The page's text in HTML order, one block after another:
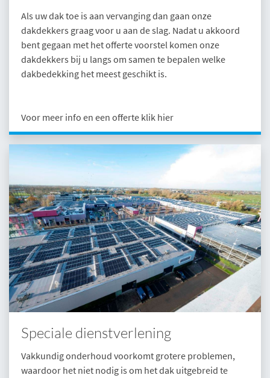
Als uw dak toe is aan vervanging dan gaan onze
dakdekkers graag voor u aan de slag. Nadat u akkoord
bent gegaan met het offerte voorstel komen onze
dakdekkers bij u langs om samen te bepalen welke
dakbedekking het meest geschikt is.
Voor meer info en een offerte klik hier
Speciale dienstverlening
Vakkundig onderhoud voorkomt grotere problemen,
waardoor het niet nodig is om het dak uitgebreid te